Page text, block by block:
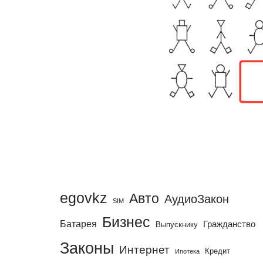
egovkz SIM Авто АудиоЗакон
Батарея Бизнес Выпускнику Гражданство
Законы Интернет Ипотека Кредит